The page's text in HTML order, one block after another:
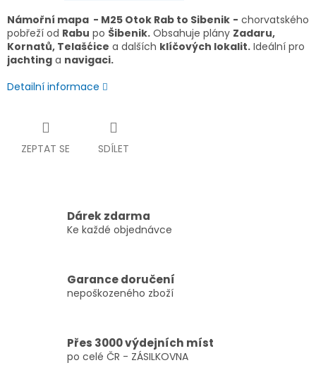
Námořní mapa - M25 Otok Rab to Sibenik - chorvatského
pobřeží od Rabu po Šibenik. Obsahuje plány Zadaru,
Kornatů, Telašćice a dalších klíčových lokalit. Ideální pro
jachting a navigaci.
Detailní informace
ZEPTAT SE SDÍLET
Dárek zdarma
Ke každé objednávce
Garance doručení
nepoškozeného zboží
Přes 3000 výdejních míst
po celé ČR - ZÁSILKOVNA